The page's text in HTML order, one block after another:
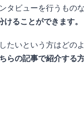
タビューを行うもの
ることができます。
たいという方はどの
らの記事で紹介する